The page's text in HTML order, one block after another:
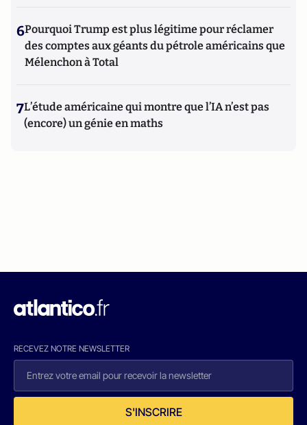
6Pourquoi Trump est plus légitime pour réclamer
des comptes aux géants du pétrole américains que
Mélenchon à Total
7L’étude américaine qui montre que l’IA n’est pas
(encore) un génie en maths
RECEVEZ NOTRE NEWSLETTER
S'INSCRIRE